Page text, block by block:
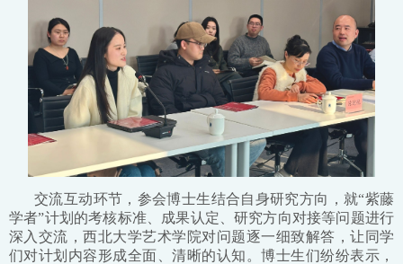
交流互动环节，参会博士生结合自身研究方向，就“紫藤
学者”计划的考核标准、成果认定、研究方向对接等问题进行
深入交流，西北大学艺术学院对问题逐一细致解答，让同学
们对计划内容形成全面、清晰的认知。博士生们纷纷表示，